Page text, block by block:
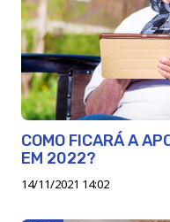
COMO FICARÁ A
EM 2022?
14/11/2021 14:02